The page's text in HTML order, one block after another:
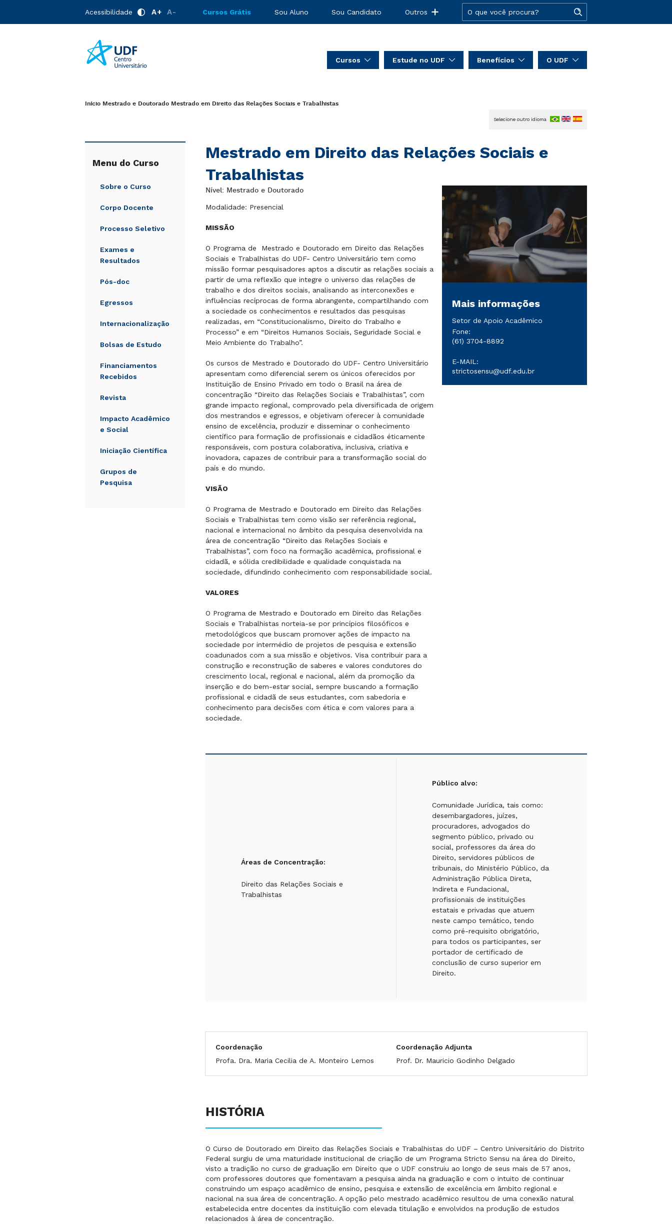
Acessibilidade A+ A- Cursos Grátis Sou Aluno Sou Candidato Outros
Cursos Estude no UDF Benefícios O UDF
Início Mestrado e Doutorado Mestrado em Direito das Relações Sociais e Trabalhistas
Menu do Curso
Sobre o Curso
Corpo Docente
Processo Seletivo
Exames e
Resultados
Pós-doc
Egressos
Internacionalização
Bolsas de Estudo
Financiamentos
Recebidos
Revista
Impacto Acadêmico
e Social
Iniciação Científica
Grupos de
Pesquisa
Mestrado em Direito das Relações Sociais e
Trabalhistas
Selecione outro idioma
Nível: Mestrado e Doutorado
Modalidade: Presencial
MISSÃO
O Programa de Mestrado e Doutorado em Direito das Relações
Sociais e Trabalhistas do UDF- Centro Universitário tem como
missão formar pesquisadores aptos a discutir as relações sociais a
partir de uma reflexão que integre o universo das relações de
trabalho e dos direitos sociais, analisando as interconexões e
influências recíprocas de forma abrangente, compartilhando com
a sociedade os conhecimentos e resultados das pesquisas
realizadas, em “Constitucionalismo, Direito do Trabalho e
Processo” e em “Direitos Humanos Sociais, Seguridade Social e
Meio Ambiente do Trabalho”.
Os cursos de Mestrado e Doutorado do UDF- Centro Universitário
apresentam como diferencial serem os únicos oferecidos por
Instituição de Ensino Privado em todo o Brasil na área de
concentração “Direito das Relações Sociais e Trabalhistas”, com
grande impacto regional, comprovado pela diversificada de origem
dos mestrandos e egressos, e objetivam oferecer à comunidade
ensino de excelência, produzir e disseminar o conhecimento
científico para formação de profissionais e cidadãos éticamente
responsáveis, com postura colaborativa, inclusiva, criativa e
inovadora, capazes de contribuir para a transformação social do
país e do mundo.
VISÃO
O Programa de Mestrado e Doutorado em Direito das Relações
Sociais e Trabalhistas tem como visão ser referência regional,
nacional e internacional no âmbito da pesquisa desenvolvida na
área de concentração “Direito das Relações Sociais e
Trabalhistas”, com foco na formação acadêmica, profissional e
cidadã, e sólida credibilidade e qualidade conquistada na
sociedade, difundindo conhecimento com responsabilidade social.
VALORES
O Programa de Mestrado e Doutorado em Direito das Relações
Sociais e Trabalhistas norteia-se por princípios filosóficos e
metodológicos que buscam promover ações de impacto na
sociedade por intermédio de projetos de pesquisa e extensão
coadunados com a sua missão e objetivos. Visa contribuir para a
construção e reconstrução de saberes e valores condutores do
crescimento local, regional e nacional, além da promoção da
inserção e do bem-estar social, sempre buscando a formação
profissional e cidadã de seus estudantes, com sabedoria e
conhecimento para decisões com ética e com valores para a
sociedade.
Mais informações
Setor de Apoio Acadêmico
Fone:
(61) 3704-8892
E-MAIL:
strictosensu@udf.edu.br
Áreas de Concentração:
Direito das Relações Sociais e
Trabalhistas
Público alvo:
Comunidade Jurídica, tais como:
desembargadores, juízes,
procuradores, advogados do
segmento público, privado ou
social, professores da área do
Direito, servidores públicos de
tribunais, do Ministério Público, da
Administração Pública Direta,
Indireta e Fundacional,
profissionais de instituições
estatais e privadas que atuem
neste campo temático, tendo
como pré-requisito obrigatório,
para todos os participantes, ser
portador de certificado de
conclusão de curso superior em
Direito.
Coordenação
Profa. Dra. Maria Cecilia de A. Monteiro Lemos
Coordenação Adjunta
Prof. Dr. Mauricio Godinho Delgado
HISTÓRIA
O Curso de Doutorado em Direito das Relações Sociais e Trabalhistas do UDF – Centro Universitário do Distrito
Federal surgiu de uma maturidade institucional de criação de um Programa Stricto Sensu na área do Direito,
visto a tradição no curso de graduação em Direito que o UDF construiu ao longo de seus mais de 57 anos,
com professores doutores que fomentavam a pesquisa ainda na graduação e com o intuito de continuar
construindo um espaço acadêmico de ensino, pesquisa e extensão de excelência em âmbito regional e
nacional na sua área de concentração. A opção pelo mestrado acadêmico resultou de uma conexão natural
estabelecida entre docentes da instituição com elevada titulação e envolvidos na produção de estudos
relacionados à área de concentração.